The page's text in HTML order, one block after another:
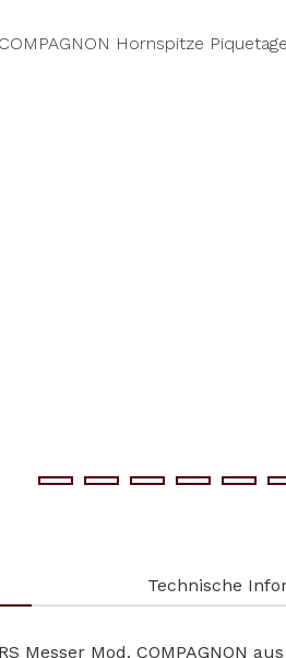
Technische
Messer Mod. COMPAGNON